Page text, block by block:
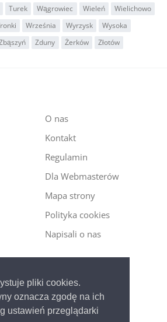
pliki cookies.
oznacza zgodę na ich
ustawień przeglądarki
Turek Wągrowiec Wieleń
Wielichowo
Września Wyrzysk
Wysoka
Zduny Żerków Złotów
O nas
Kontakt
Regulamin
Dla Webmasterów
Mapa strony
Polityka cookies
Napisali o nas
- nowa era szybkiego i